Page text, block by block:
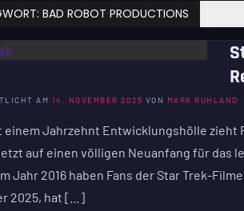
BAD ROBOT PRODUCTIONS
AM 14. NOVEMBER 2025 VON MARK RUHLAND
einem Jahrzehnt Entwicklungshölle
auf einen völligen Neuanfang für das
Jahr 2016 haben Fans der Star Trek-
2025, hat […]